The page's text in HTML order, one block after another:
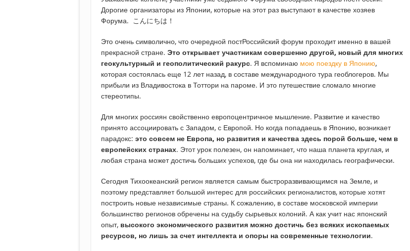
Дорогие организаторы из Японии, которые на этот раз выступают в качестве хозяев
Форума. こんにちは！
Это очень символично, что очередной постРоссийский форум проходит именно в вашей
прекрасной стране. Это открывает участникам совершенно другой, новый для многих
геокультурный и геополитический ракурс. Я вспоминаю мою поездку в Японию,
которая состоялась еще 12 лет назад, в составе международного тура геоблогеров. Мы
прибыли из Владивостока в Тоттори на пароме. И это путешествие сломало многие
стереотипы.
Для многих россиян свойственно европоцентричное мышление. Развитие и качество
принято ассоциировать с Западом, с Европой. Но когда попадаешь в Японию, возникает
парадокс: это совсем не Европа, но развития и качества здесь порой больше, чем в
европейских странах. Этот урок полезен, он напоминает, что наша планета круглая, и
любая страна может достичь больших успехов, где бы она ни находилась географически.
Сегодня Тихоокеанский регион является самым быстроразвивающимся на Земле, и
поэтому представляет большой интерес для российских регионалистов, которые хотят
построить новые независимые страны. К сожалению, в составе московской империи
большинство регионов обречены на судьбу сырьевых колоний. А как учит нас японский
опыт, высокого экономического развития можно достичь без всяких ископаемых
ресурсов, но лишь за счет интеллекта и опоры на современные технологии.